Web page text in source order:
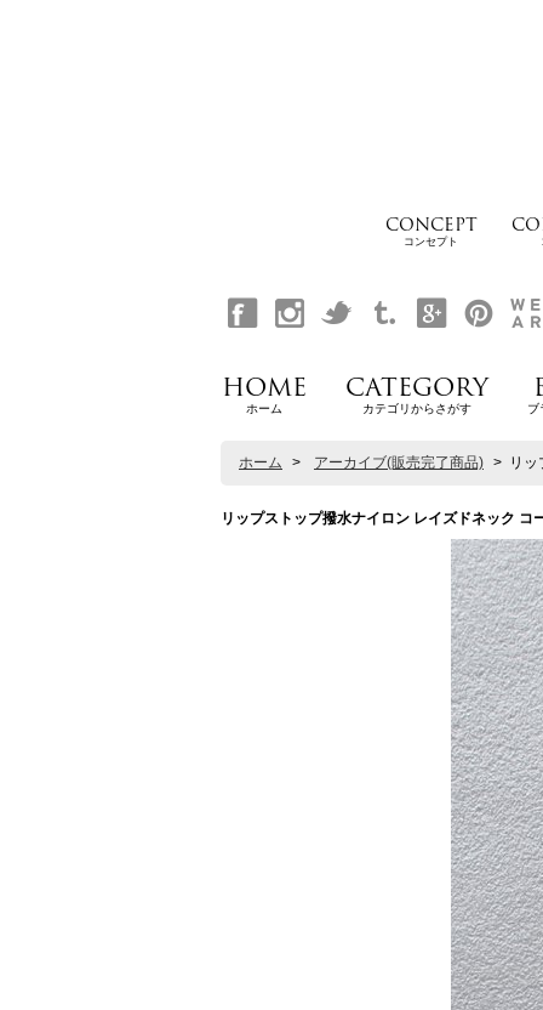
CONCEPT
コンセプト
HOME
ホーム
CATEGORY
カテゴリからさがす ブ
ホーム > アーカイブ(販売完了商品) > リ
リップストップ撥水ナイロン レイズドネック